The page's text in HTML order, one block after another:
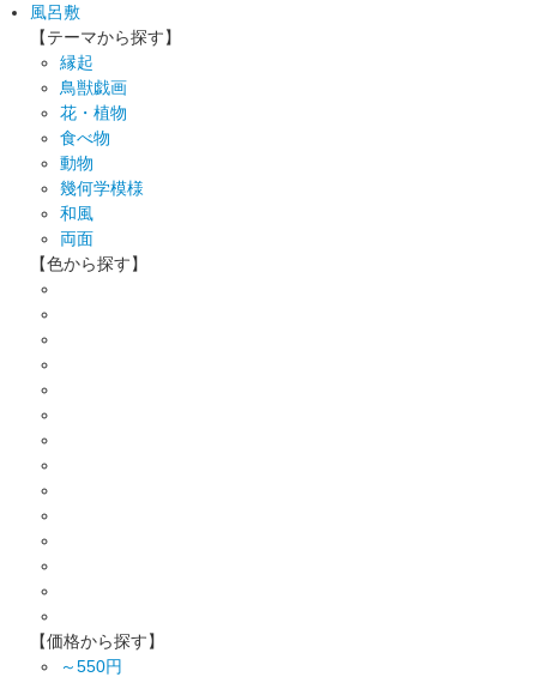
風呂敷
【テーマから探す】
縁起
鳥獣戯画
花・植物
食べ物
動物
幾何学模様
和風
両面
【色から探す】
【価格から探す】
～550円